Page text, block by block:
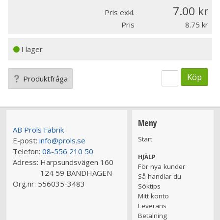
Pris exkl. 7.00
Pris 8.75
I lager
Produktfråga Köp
AB Prols Fabrik
E-post: info@prols.se
Telefon: 08-556 210 50
Adress: Harpsundsvägen 160
124 59 BANDHAGEN
Org.nr: 556035-3483
Meny
Start
HJÄLP
För nya kunder
Så handlar du
Söktips
Mitt konto
Leverans
Betalning